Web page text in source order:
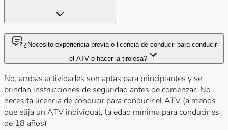
¿Necesito experiencia previa o licencia de conducir para conducir
el ATV o hacer la tirolesa?
No, ambas actividades son aptas para principiantes y se
brindan instrucciones de seguridad antes de comenzar. No
necesita licencia de conducir para conducir el ATV (a menos
que elija un ATV individual, la edad mínima para conducir es
de 18 años)